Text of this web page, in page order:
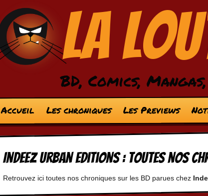
La
BD, Comics,
Accueil Les chroniques Les Previews
Indeez Urban Editions : Toutes nos
Retrouvez ici toutes nos chroniques sur les BD parues chez